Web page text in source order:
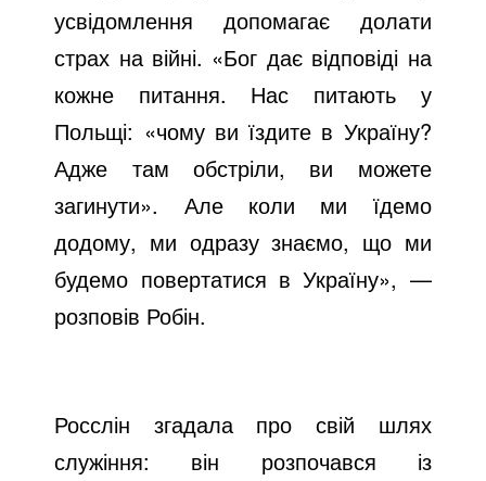
усвідомлення допомагає долати
страх на війні. «Бог дає відповіді на
кожне питання. Нас питають у
Польщі: «чому ви їздите в Україну?
Адже там обстріли, ви можете
загинути». Але коли ми їдемо
додому, ми одразу знаємо, що ми
будемо повертатися в Україну», —
розповів Робін.
Росслін згадала про свій шлях
служіння: він розпочався із